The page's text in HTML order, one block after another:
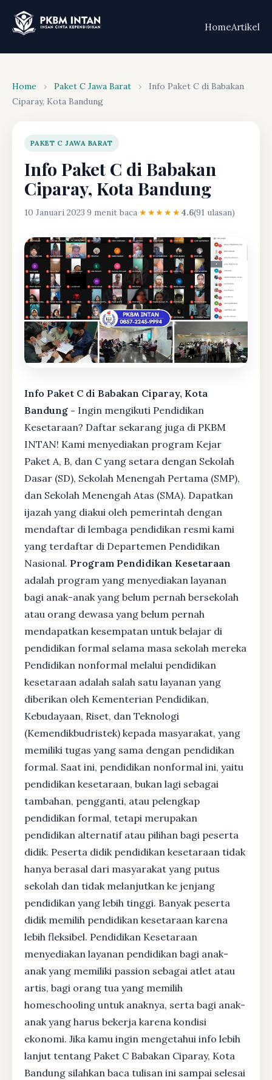
HomeArtikel
Home › Paket C Jawa Barat ›
Info Paket C di Babakan
Ciparay, Kota Bandung
PAKET C JAWA BARAT
Info Paket C di Babakan
Ciparay, Kota Bandung
10 Januari 2023·9 menit baca·★★★★★4.6(91 ulasan)
Info Paket C di Babakan Ciparay, Kota
Bandung - Ingin mengikuti Pendidikan
Kesetaraan? Daftar sekarang juga di PKBM
INTAN! Kami menyediakan program Kejar
Paket A, B, dan C yang setara dengan Sekolah
Dasar (SD), Sekolah Menengah Pertama (SMP),
dan Sekolah Menengah Atas (SMA). Dapatkan
ijazah yang diakui oleh pemerintah dengan
mendaftar di lembaga pendidikan resmi kami
yang terdaftar di Departemen Pendidikan
Nasional. Program Pendidikan Kesetaraan
adalah program yang menyediakan layanan
bagi anak-anak yang belum pernah bersekolah
atau orang dewasa yang belum pernah
mendapatkan kesempatan untuk belajar di
pendidikan formal selama masa sekolah mereka
Pendidikan nonformal melalui pendidikan
kesetaraan adalah salah satu layanan yang
diberikan oleh Kementerian Pendidikan,
Kebudayaan, Riset, dan Teknologi
(Kemendikbudristek) kepada masyarakat, yang
memiliki tugas yang sama dengan pendidikan
formal. Saat ini, pendidikan nonformal ini, yaitu
pendidikan kesetaraan, bukan lagi sebagai
tambahan, pengganti, atau pelengkap
pendidikan formal, tetapi merupakan
pendidikan alternatif atau pilihan bagi peserta
didik. Peserta didik pendidikan kesetaraan tidak
hanya berasal dari masyarakat yang putus
sekolah dan tidak melanjutkan ke jenjang
pendidikan yang lebih tinggi. Banyak peserta
didik memilih pendidikan kesetaraan karena
lebih fleksibel. Pendidikan Kesetaraan
menyediakan layanan pendidikan bagi anak-
anak yang memiliki passion sebagai atlet atau
artis, bagi orang tua yang memilih
homeschooling untuk anaknya, serta bagi anak-
anak yang harus bekerja karena kondisi
ekonomi. Jika kamu ingin mengetahui info lebih
lanjut tentang Paket C Babakan Ciparay, Kota
Bandung silahkan baca tulisan ini sampai selesai